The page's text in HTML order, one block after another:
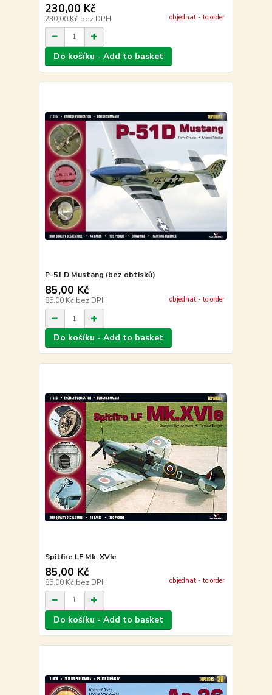
230,00 Kč
230,00 Kč bez DPH objednat - to order
Do košíku - Add to basket
P-51 D Mustang (bez obtisků)
85,00 Kč
85,00 Kč bez DPH objednat - to order
Do košíku - Add to basket
Spitfire LF Mk. XVIe
85,00 Kč
85,00 Kč bez DPH objednat - to order
Do košíku - Add to basket